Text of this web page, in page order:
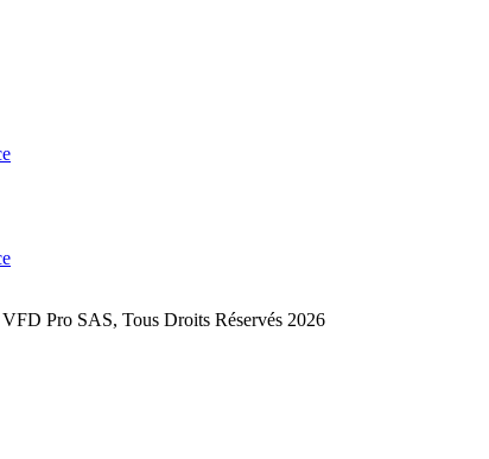
Pro SAS, Tous Droits Réservés 2026